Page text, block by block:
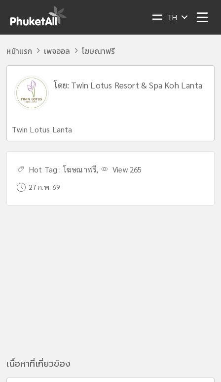
TH
หน้าแรก เพจออล โฆษณาฟรี
โดย: Twin Lotus Resort & Spa Koh Lanta
Twin Lotus Lanta
Hot Tag : โฆษณาฟรี, View 265
27 ก.พ. 69
เนื้อหาที่เกี่ยวข้อง